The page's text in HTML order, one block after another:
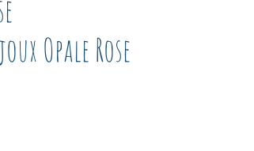
Opale Rose